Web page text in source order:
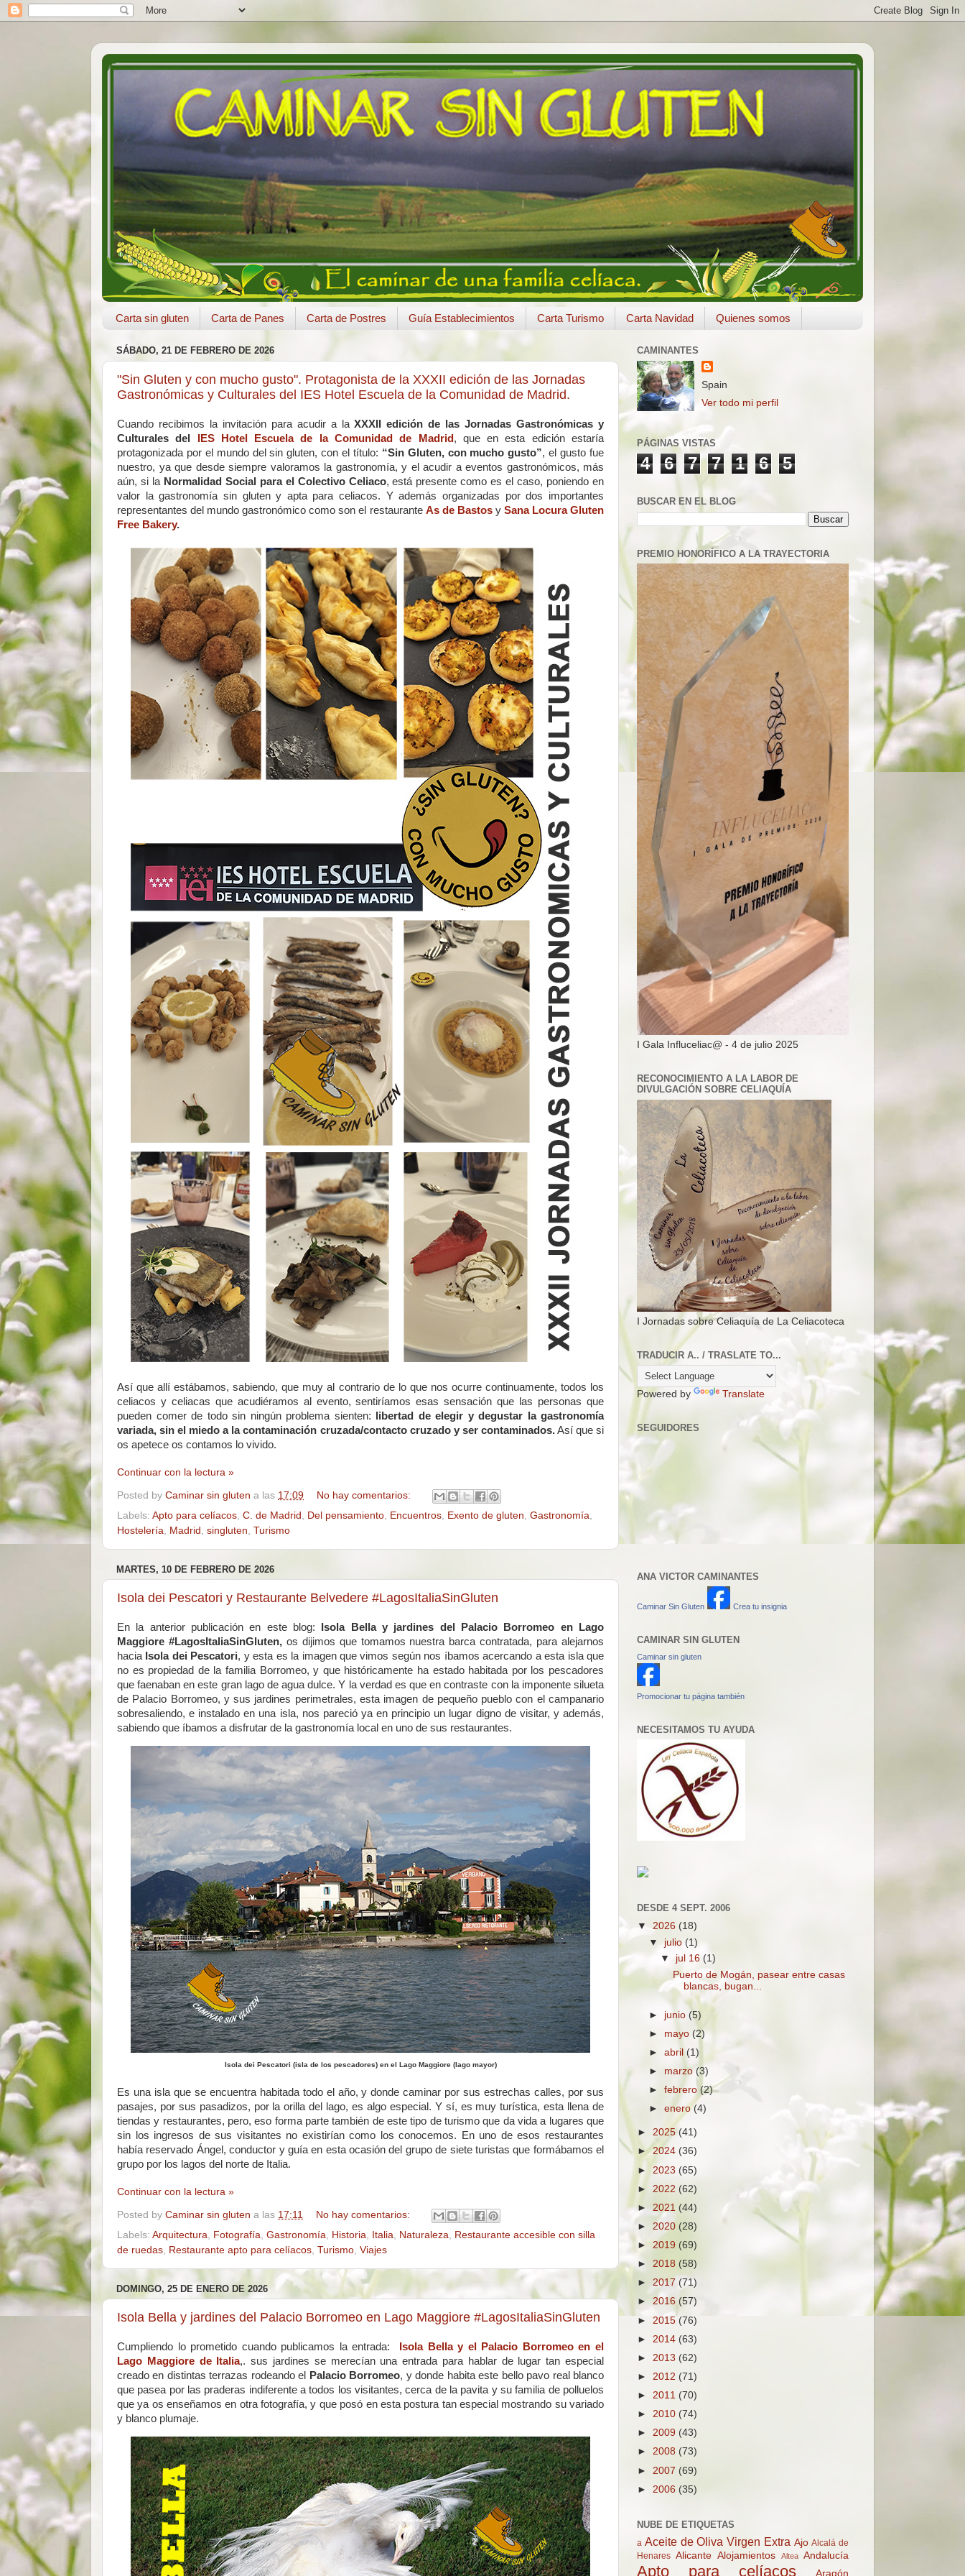
Carta sin gluten Carta de Panes Carta de Postres Guía Establecimientos Carta Turismo Carta Navidad Quienes somos
SÁBADO, 21 DE FEBRERO DE 2026
"Sin Gluten y con mucho gusto". Protagonista de la XXXII edición de las Jornadas
Gastronómicas y Culturales del IES Hotel Escuela de la Comunidad de Madrid.
Cuando recibimos la invitación para acudir a laXXXII edición de las Jornadas Gastronómicas y
Culturales del
IES Hotel Escuela de la Comunidad de Madrid , que en esta edición estaría
protagonizada por el mundo del sin gluten, con el título: “Sin Gluten, con mucho gusto”, el gusto fue
nuestro, ya que desde siempre valoramos la gastronomía, y el acudir a eventos gastronómicos, más
aún, si la Normalidad Social para el Colectivo Celiaco, está presente como es el caso, poniendo en
valor la gastronomía sin gluten y apta para celiacos. Y además organizadas por dos importantes
representantes del mundo gastronómico como son el restaurante As de Bastosy Sana Locura Gluten
Free Bakery.
Así que allí estábamos, sabiendo, que muy al contrario de lo que nos ocurre continuamente, todos los
celiacos y celiacas que acudiéramos al evento, sentiríamos esas sensación que las personas que
pueden comer de todo sin ningún problema sienten:
libertad de elegir y degustar la gastronomía
variada, sin el miedo a la contaminación cruzada/contacto cruzado y ser contaminados.Así que si
os apetece os contamos lo vivido.
Continuar con la lectura »
Posted by Caminar sin gluten a las 17:09
No hay comentarios:
Labels: Apto para celíacos C. de Madrid Del pensamiento Encuentros Exento de gluten Gastronomía
Hostelería
Madrid singluten Turismo
MARTES, 10 DE FEBRERO DE 2026
Isola dei Pescatori y Restaurante Belvedere #LagosItaliaSinGluten
En la anterior publicación en este blog:
Isola Bella y jardines del Palacio Borromeo en Lago
Maggiore #LagosItaliaSinGluten, os dijimos que tomamos nuestra barca contratada, para alejarnos
hacia Isola dei Pescatori, y esta es la imagen que vimos según nos íbamos acercando a esta isla que
no es propiedad de la familia Borromeo, y que históricamente ha estado habitada por los pescadores
que faenaban en este gran lago de agua dulce. Y la verdad es que en contraste con la imponente silueta
de Palacio Borromeo, y sus jardines perimetrales, esta imagen de pequeño pueblo con el campanario
sobresaliendo, e instalado en una isla, nos pareció ya en principio un lugar digno de visitar, y además,
sabiendo que íbamos a disfrutar de la gastronomía local en uno de sus restaurantes.
Isola dei Pescatori (isla de los pescadores) en el Lago Maggiore (lago mayor)
Es una isla que se encuentra habitada todo el año, y donde caminar por sus estrechas calles, por sus
pasajes, por sus pasadizos, por la orilla del lago, es algo especial. Y sí, es muy turística, esta llena de
tiendas y restaurantes, pero, eso forma parte también de este tipo de turismo que da vida a lugares que
sin los ingresos de sus visitantes no existirían como los conocemos. En uno de esos restaurantes
había reservado Ángel, conductor y guía en esta ocasión del grupo de siete turistas que formábamos el
grupo por los lagos del norte de Italia.
Continuar con la lectura »
Posted by Caminar sin gluten a las 17:11
No hay comentarios:
Labels: Arquitectura Fotografía Gastronomía Historia Italia Naturaleza
Restaurante accesible con silla
de ruedas Restaurante apto para celíacos Turismo Viajes
DOMINGO, 25 DE ENERO DE 2026
Isola Bella y jardines del Palacio Borromeo en Lago Maggiore #LagosItaliaSinGluten
Cumpliendo lo prometido cuando publicamos la entrada:
Isola Bella y el Palacio Borromeo en el
Lago Maggiore de Italia,. sus jardines se merecían una entrada para hablar de lugar tan especial
creado en distintas terrazas rodeando el
Palacio Borromeo, y donde habita este bello pavo real blanco
que pasea por las praderas indiferente a todos los visitantes, cerca de la pavita y su familia de polluelos
que ya os enseñamos en otra fotografía, y que posó en esta postura tan especial mostrando su variado
y blanco plumaje.
CAMINANTES
Spain
Ver todo mi perfil
PÁGINAS VISTAS
4 6 7 7 1 6 5
BUSCAR EN EL BLOG
PREMIO HONORÍFICO A LA TRAYECTORIA
I Gala Influceliac@ - 4 de julio 2025
RECONOCIMIENTO A LA LABOR DE
DIVULGACIÓN SOBRE CELIAQUÍA
I Jornadas sobre Celiaquía de La Celiacoteca
TRADUCIR A.. / TRASLATE TO...
Powered by Translate
SEGUIDORES
ANA VICTOR CAMINANTES
Caminar Sin Gluten Crea tu insignia
CAMINAR SIN GLUTEN
Caminar sin gluten
Promocionar tu página también
NECESITAMOS TU AYUDA
DESDE 4 SEPT. 2006
▼ 2026 (18)
▼ julio(1)
▼jul 16(1)
Puerto de Mogán, pasear entre casas
blancas, bugan...
► junio (5)
► mayo (2)
►abril(1)
► marzo (3)
►febrero(2)
►enero(4)
► 2025 (41)
►2024 (36)
► 2023 (65)
► 2022 (62)
► 2021 (44)
► 2020 (28)
► 2019 (69)
► 2018 (58)
► 2017 (71)
► 2016 (57)
► 2015 (76)
► 2014 (63)
► 2013 (62)
► 2012 (71)
► 2011 (70)
► 2010 (74)
► 2009 (43)
► 2008 (73)
► 2007 (69)
► 2006 (35)
NUBE DE ETIQUETAS
a Aceite de Oliva Virgen Extra Ajo Alcalá de
Henares Alicante Alojamientos Altea Andalucía
Apto para celíacos Aragón